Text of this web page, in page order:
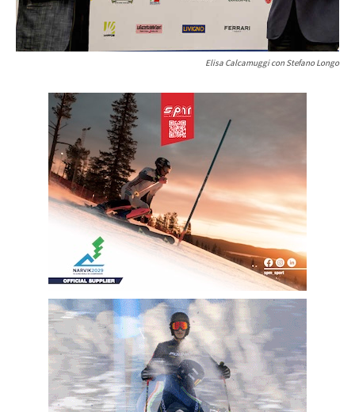
Elisa Calcamuggi con Stefano Longo